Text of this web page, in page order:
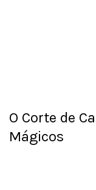
O Corte de
Mágicos